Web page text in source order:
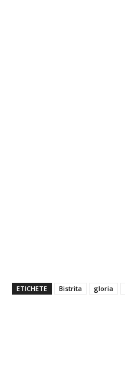
ETICHETE Bistrita gloria